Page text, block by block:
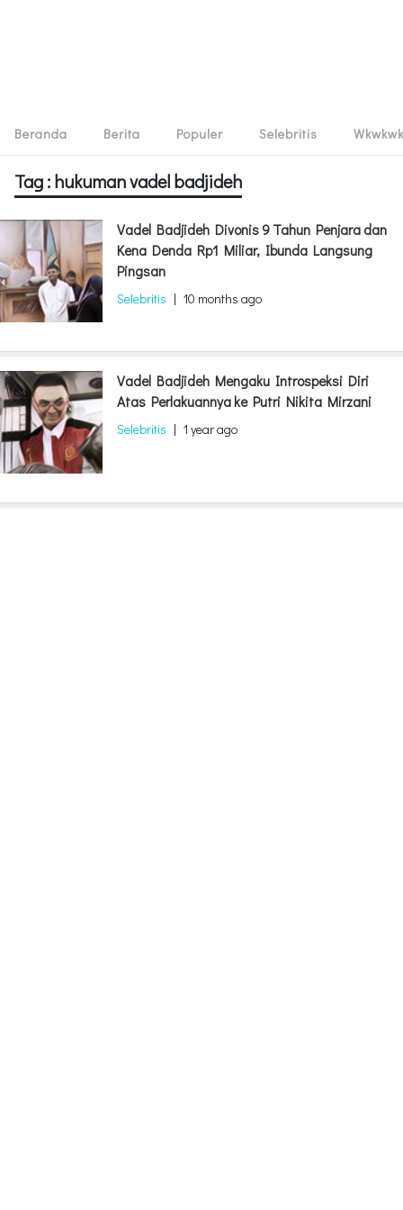
Beranda Berita Populer Selebritis Wkwkwk
Tag : hukuman vadel badjideh
Vadel Badjideh Divonis 9 Tahun Penjara dan
Kena Denda Rp1 Miliar, Ibunda Langsung
Pingsan
Selebritis | 10 months ago
Vadel Badjideh Mengaku Introspeksi Diri
Atas Perlakuannya ke Putri Nikita Mirzani
Selebritis | 1 year ago